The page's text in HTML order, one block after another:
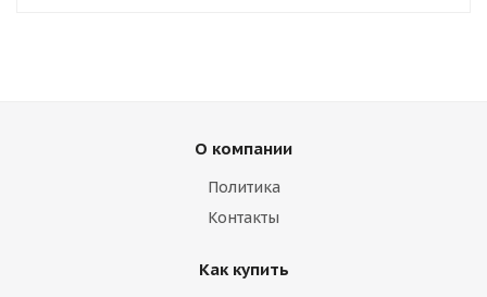
О компании
Политика
Контакты
Как купить